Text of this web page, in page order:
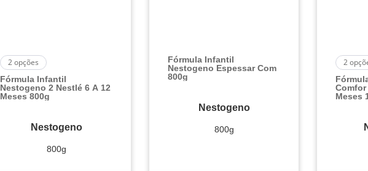
2opções
Fórmula Infantil
Nestogeno 2 Nestlé 6 A 12
Meses 800g
Nestogeno
800g
Fórmula Infantil
Nestogeno Espessar Com
800g
Nestogeno
800g
2
Comfor
Meses